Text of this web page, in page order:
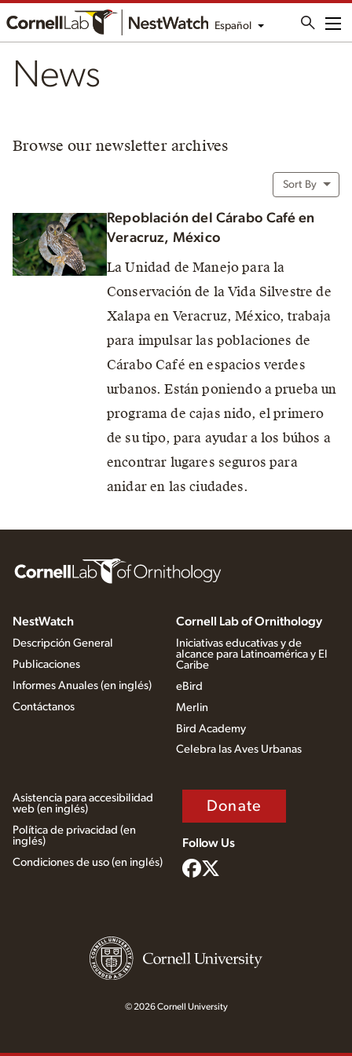
Español
News
Browse our newsletter archives
Sort By
Repoblación del Cárabo Café en
Veracruz, México
La Unidad de Manejo para la
Conservación de la Vida Silvestre de
Xalapa en Veracruz, México, trabaja
para impulsar las poblaciones de
Cárabo Café en espacios verdes
urbanos. Están poniendo a prueba un
programa de cajas nido, el primero
de su tipo, para ayudar a los búhos a
encontrar lugares seguros para
anidar en las ciudades.
NestWatch
Descripción General
Publicaciones
Informes Anuales (en inglés)
Contáctanos
Cornell Lab of Ornithology
Iniciativas educativas y de
alcance para Latinoamérica y El
Caribe
eBird
Merlin
Bird Academy
Celebra las Aves Urbanas
Asistencia para accesibilidad
web (en inglés)
Política de privacidad (en
inglés)
Condiciones de uso (en inglés)
Donate
Follow Us
© 2026 Cornell University